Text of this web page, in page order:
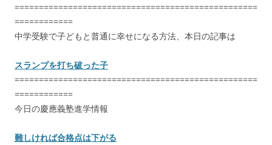
==================================================
============
中学受験で子どもと普通に幸せになる方法、本日の記事は
スランプを打ち破った子
==================================================
============
今日の慶應義塾進学情報
難しければ合格点は下がる